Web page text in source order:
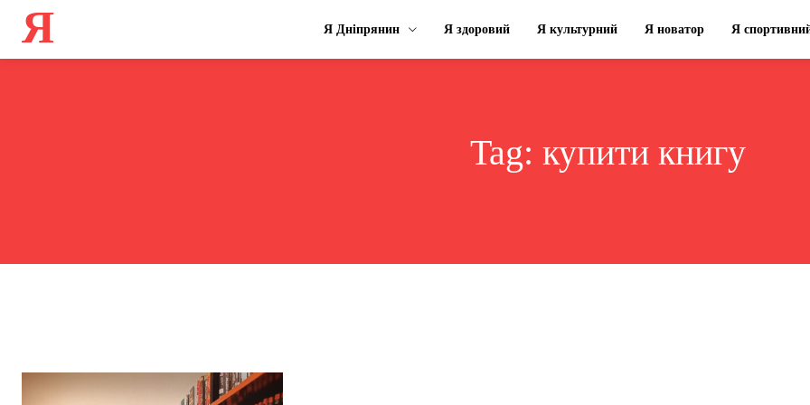
Я Я Дніпрянин Я здоровий Я культурний Я новатор Я
Tag: купити книгу